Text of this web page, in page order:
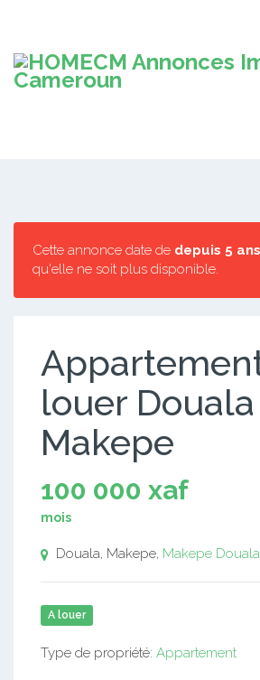
Cette annonce date de depuis 5 ans
qu'elle ne soit plus disponible.
louer Douala
Makepe
100 000 xaf
mois
Douala, Makepe, Makepe Douala
A louer
Type de propriété: Appartement